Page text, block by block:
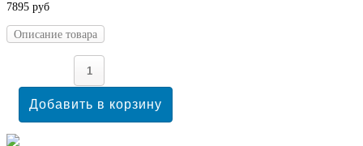
7895 руб
Описание товара